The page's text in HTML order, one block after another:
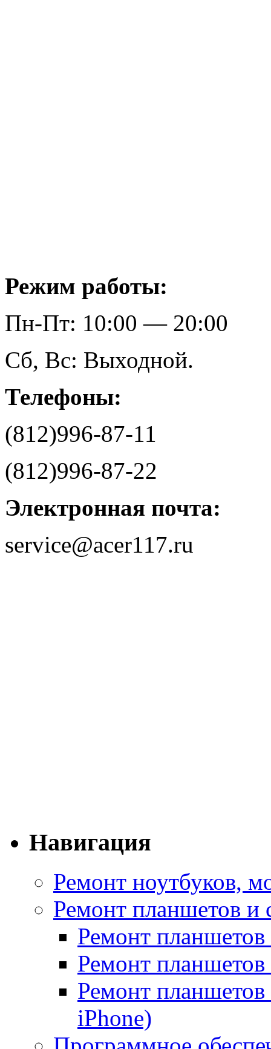
Режим работы:
Пн-Пт: 10:00 — 20:00
Сб, Вс: Выходной.
Телефоны:
(812)996-87-11
(812)996-87-22
Электронная почта:
service@acer117.ru
Навигация
Ремонт ноутбуков,
Ремонт планшетов и
Ремонт
Ремонт
Ремонт
iPhone)